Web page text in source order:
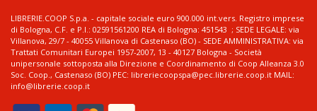
LIBRERIE.COOP S.p.a. - capitale sociale euro 900.000 int.vers. Registro imprese
di Bologna, C.F. e P.I.: 02591561200 REA di Bologna: 451543 ; SEDE LEGALE: via
Villanova, 29/7 - 40055 Villanova di Castenaso (BO) - SEDE AMMINISTRATIVA: via
Trattati Comunitari Europei 1957-2007, 13 - 40127 Bologna - Società
unipersonale sottoposta alla Direzione e Coordinamento di Coop Alleanza 3.0
Soc. Coop., Castenaso (BO) PEC: libreriecoopspa@pec.librerie.coop.it MAIL:
info@librerie.coop.it